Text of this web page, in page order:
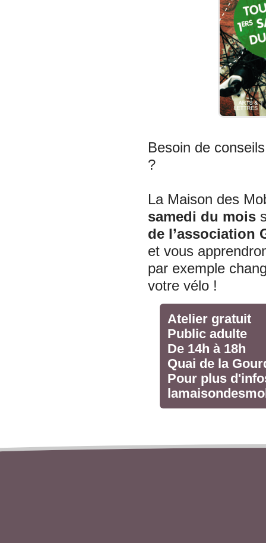
Besoin de
?
La Maison des
samedi du mois
de l’association
et vous
par exemple
votre vélo !
Atelier gratuit
Public adulte
De 14h à 18h
Quai de la
Pour plus